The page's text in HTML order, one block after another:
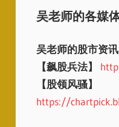
吴老师的各媒
吴老师的股市资讯
【飙股兵法】
【股领风骚】
https://